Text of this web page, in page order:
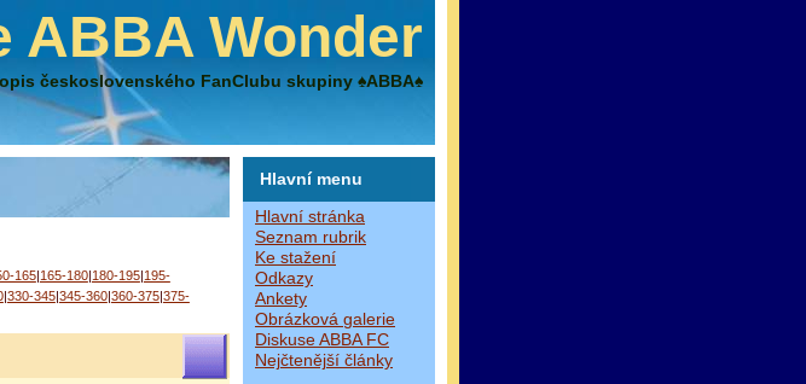
ABBA Wonder
československého FanClubu skupiny ♠ABBA♠
Hlavní menu
Hlavní stránka
Seznam rubrik
Ke stažení
Odkazy
Ankety
Obrázková galerie
Diskuse ABBA FC
Nejčtenější články
165| 165-180| 180-195| 195-
| 330-345| 345-360| 360-375| 375-